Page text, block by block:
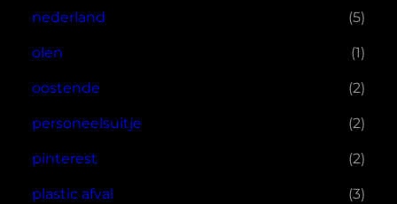
nederland (5)
olen (1)
oostende (2)
personeelsuitje (2)
pinterest (2)
plastic afval (3)